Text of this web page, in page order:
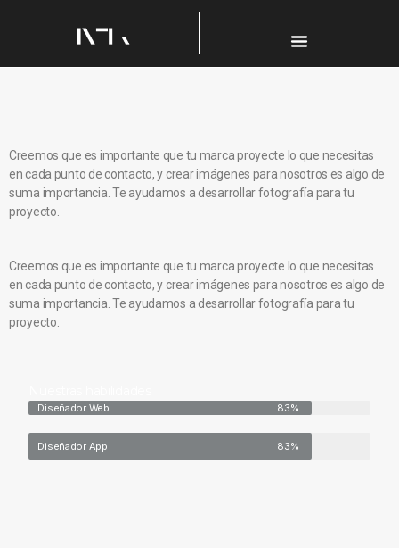
Creemos que es importante que tu marca proyecte lo que necesitas
en cada punto de contacto, y crear imágenes para nosotros es algo de
suma importancia. Te ayudamos a desarrollar fotografía para tu
proyecto.
Creemos que es importante que tu marca proyecte lo que necesitas
en cada punto de contacto, y crear imágenes para nosotros es algo de
suma importancia. Te ayudamos a desarrollar fotografía para tu
proyecto.
Diseñador Web 83%
Diseñador App 83%